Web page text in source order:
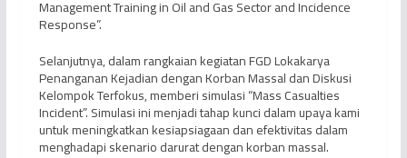
Management Training in Oil and Gas Sector and Incidence
Response”.
Selanjutnya, dalam rangkaian kegiatan FGD Lokakarya
Penanganan Kejadian dengan Korban Massal dan Diskusi
Kelompok Terfokus, memberi simulasi “Mass Casualties
Incident”. Simulasi ini menjadi tahap kunci dalam upaya kami
untuk meningkatkan kesiapsiagaan dan efektivitas dalam
menghadapi skenario darurat dengan korban massal.